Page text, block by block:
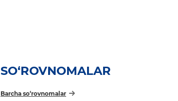
SO‘ROVNOMALAR
Barcha so‘rovnomalar